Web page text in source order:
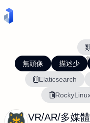
無頭像 描述少
Elaticsearch
VR/AR/多媒